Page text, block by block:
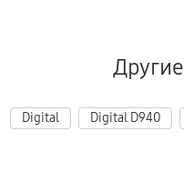
Digital Digital D940